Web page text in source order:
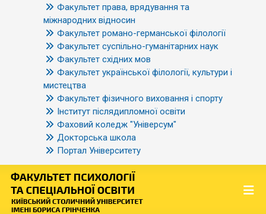
Факультет права, врядування та
міжнародних відносин
Факультет романо-германської філології
Факультет суспільно-гуманітарних наук
Факультет східних мов
Факультет української філології, культури і
мистецтва
Факультет фізичного виховання і спорту
Інститут післядипломної освіти
Фаховий коледж "Універсум"
Докторська школа
Портал Університету